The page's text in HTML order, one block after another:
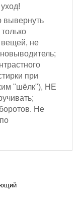
вывернуть
вещей, не
при
"шёлк"), НЕ
. Не